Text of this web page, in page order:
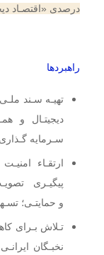
درصدی «اقتصـاد
راهبردها
تهیـه سـند
دیجیتـال و
سـرمایه
ارتقـاء
پیگیـری
و حمایتـی؛
تـلاش بـرای
نخبـگان